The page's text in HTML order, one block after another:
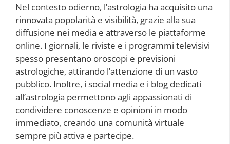
Nel contesto odierno, l’astrologia ha acquisito una
rinnovata popolarità e visibilità, grazie alla sua
diffusione nei media e attraverso le piattaforme
online. I giornali, le riviste e i programmi televisivi
spesso presentano oroscopi e previsioni
astrologiche, attirando l’attenzione di un vasto
pubblico. Inoltre, i social media e i blog dedicati
all’astrologia permettono agli appassionati di
condividere conoscenze e opinioni in modo
immediato, creando una comunità virtuale
sempre più attiva e partecipe.